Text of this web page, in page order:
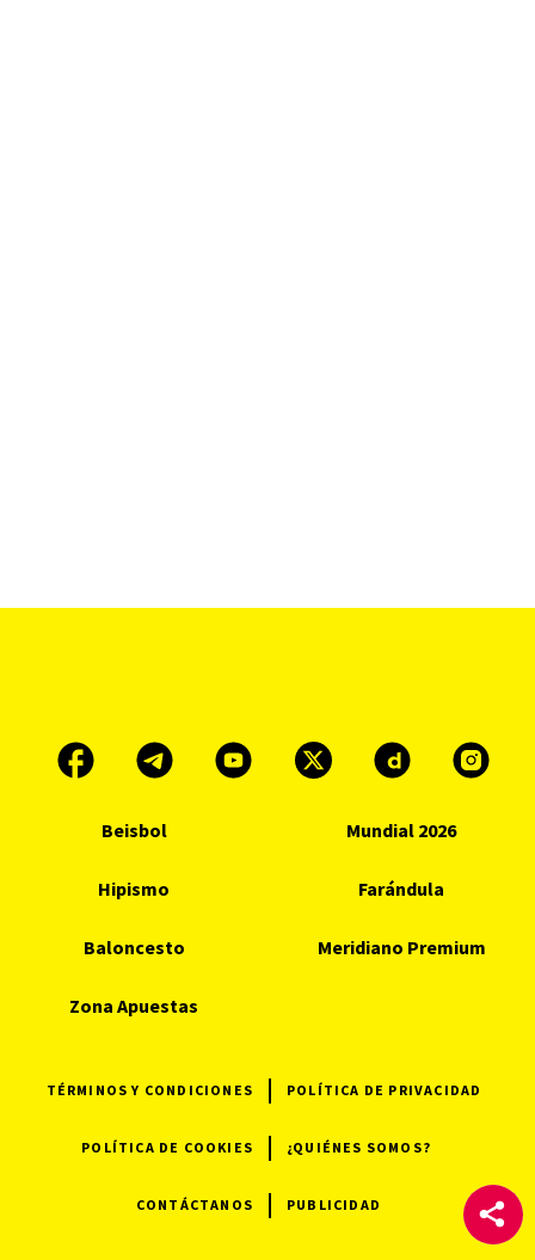
Beisbol Mundial 2026
Hipismo Farándula
Baloncesto Meridiano Premium
Zona Apuestas
TÉRMINOS Y CONDICIONES POLÍTICA DE PRIVACIDAD
POLÍTICA DE COOKIES ¿QUIÉNES SOMOS?
CONTÁCTANOS PUBLICIDAD